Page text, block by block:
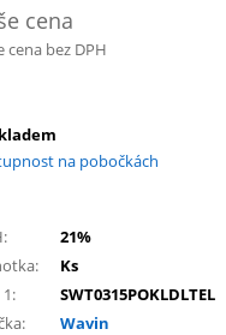
cena
cena bez DPH
na pobočkách
21%
Ks
SWT0315POKLDLTEL
Wavin